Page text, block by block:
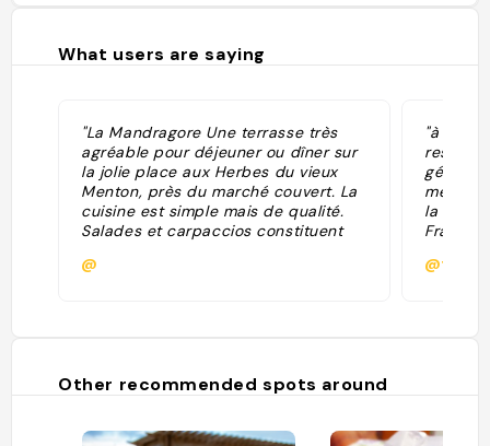
What users are saying
"La Mandragore Une terrasse très
agréable pour déjeuner ou dîner sur
la jolie place aux Herbes du vieux
Menton, près du marché couvert. La
cuisine est simple mais de qualité.
Salades et carpaccios constituent
locaux comme les petits farcis
@
"à côté
la carte
France
Other recommended spots around